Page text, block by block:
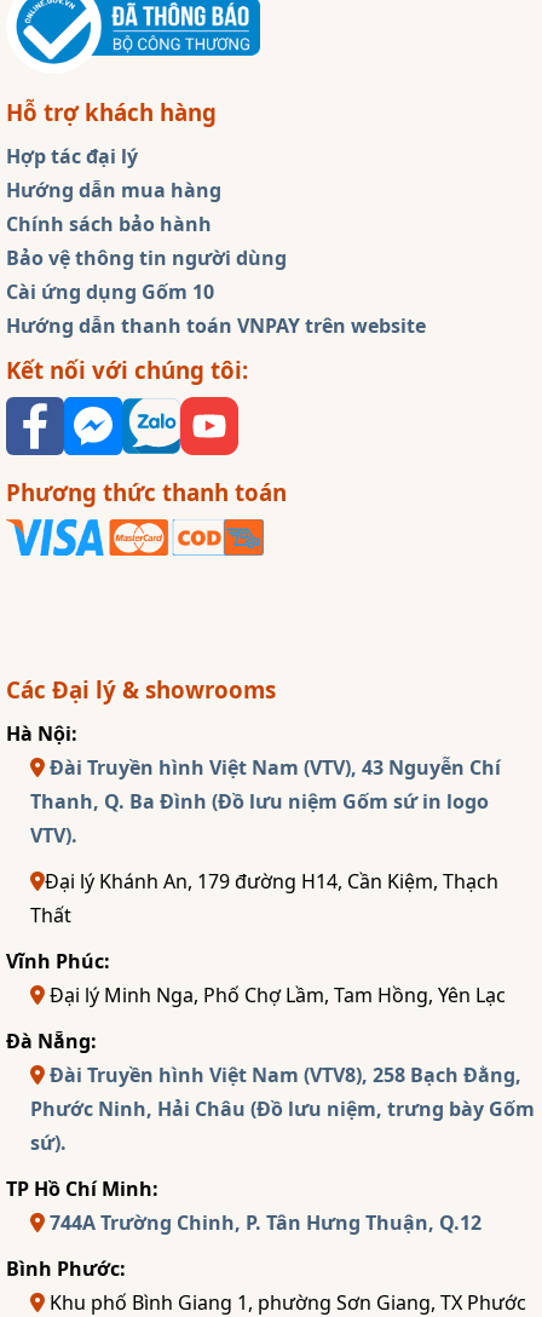
Hỗ trợ khách hàng
Hợp tác đại lý
Hướng dẫn mua hàng
Chính sách bảo hành
Bảo vệ thông tin người dùng
Cài ứng dụng Gốm 10
Hướng dẫn thanh toán VNPAY trên website
Kết nối với chúng tôi:
Phương thức thanh toán
Các Đại lý & showrooms
Hà Nội:
Đài Truyền hình Việt Nam (VTV), 43 Nguyễn Chí
Thanh, Q. Ba Đình (Đồ lưu niệm Gốm sứ in logo
VTV).
Đại lý Khánh An, 179 đường H14, Cần Kiệm, Thạch
Thất
Vĩnh Phúc:
Đại lý Minh Nga, Phố Chợ Lầm, Tam Hồng, Yên Lạc
Đà Nẵng:
Đài Truyền hình Việt Nam (VTV8), 258 Bạch Đằng,
Phước Ninh, Hải Châu (Đồ lưu niệm, trưng bày Gốm
sứ).
TP Hồ Chí Minh:
744A Trường Chinh, P. Tân Hưng Thuận, Q.12
Bình Phước:
Khu phố Bình Giang 1, phường Sơn Giang, TX Phước